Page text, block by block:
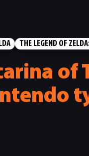
THE LEGEND OF
of